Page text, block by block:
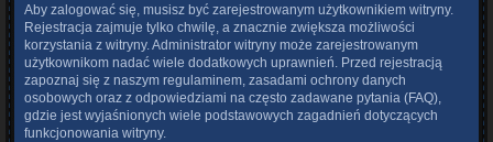
Aby zalogować się, musisz być zarejestrowanym użytkownikiem witryny.
Rejestracja zajmuje tylko chwilę, a znacznie zwiększa możliwości
korzystania z witryny. Administrator witryny może zarejestrowanym
użytkownikom nadać wiele dodatkowych uprawnień. Przed rejestracją
zapoznaj się z naszym regulaminem, zasadami ochrony danych
osobowych oraz z odpowiedziami na często zadawane pytania (FAQ),
gdzie jest wyjaśnionych wiele podstawowych zagadnień dotyczących
funkcjonowania witryny.